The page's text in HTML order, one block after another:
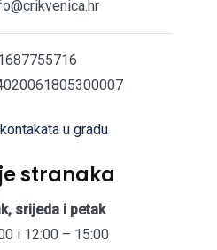
u gradu
stranaka
srijeda i petak
i 12:00 – 15:00